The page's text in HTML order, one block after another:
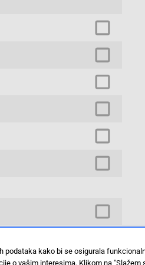
podataka kako bi se osigurala
o vašim interesima. Klikom na "Slažem